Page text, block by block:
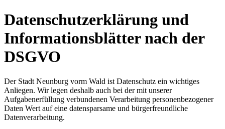
Datenschutzerklärung und
Informationsblätter nach der
DSGVO
Der Stadt Neunburg vorm Wald ist Datenschutz ein wichtiges
Anliegen. Wir legen deshalb auch bei der mit unserer
Aufgabenerfüllung verbundenen Verarbeitung personenbezogener
Daten Wert auf eine datensparsame und bürgerfreundliche
Datenverarbeitung.